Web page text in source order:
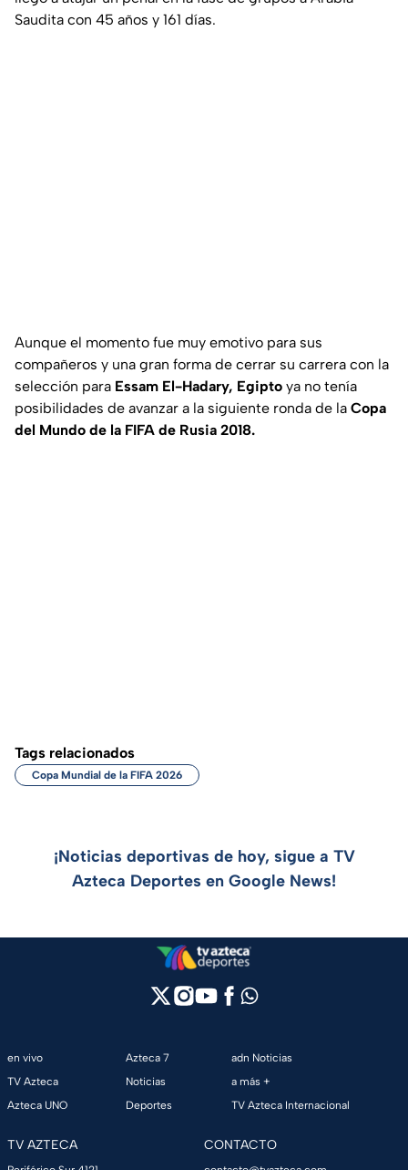
Saudita con 45 años y 161 días.
Aunque el momento fue muy emotivo para sus
compañeros y una gran forma de cerrar su carrera con la
selección para Essam El-Hadary, Egipto ya no tenía
posibilidades de avanzar a la siguiente ronda de la Copa
del Mundo de la FIFA de Rusia 2018.
Tags relacionados
Copa Mundial de la FIFA 2026
¡Noticias deportivas de hoy, sigue a TV
Azteca Deportes en Google News!
en vivo
TV Azteca
Azteca UNO
Azteca 7
Noticias
Deportes
adn Noticias
a más +
TV Azteca Internacional
TV AZTECA CONTACTO